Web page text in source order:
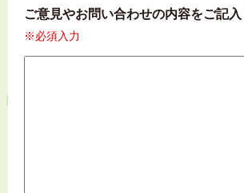
ご意見やお問い合わせの内容をご記
※必須入力